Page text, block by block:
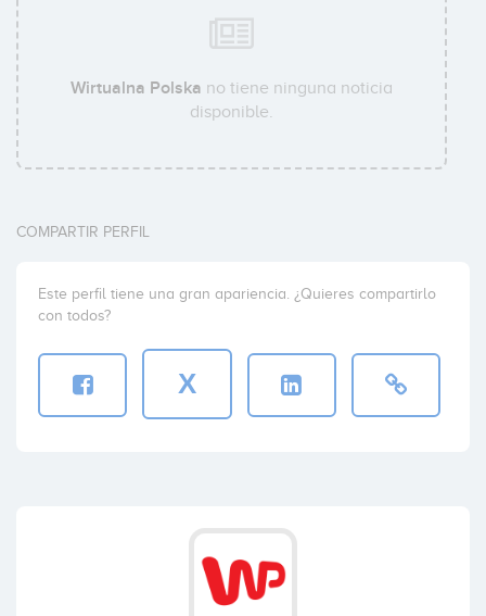
Wirtualna Polska no tiene ninguna noticia
disponible.
COMPARTIR PERFIL
Este perfil tiene una gran apariencia. ¿Quieres compartirlo
con todos?
X